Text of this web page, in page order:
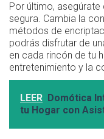
Por último,
segura. Cambia la
métodos de
podrás disfrutar de
en cada rincón de tu
entretenimiento y la
LEER Domótica
tu Hogar con